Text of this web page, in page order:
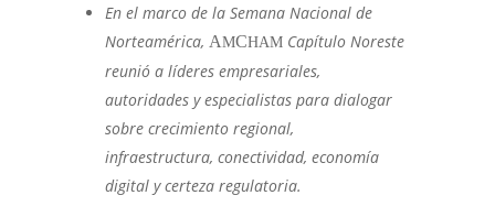
En el marco de la Semana Nacional de
Norteamérica, AMCHAMCapítulo Noreste
reunió a líderes empresariales,
autoridades y especialistas para dialogar
sobre crecimiento regional,
infraestructura, conectividad, economía
digital y certeza regulatoria.